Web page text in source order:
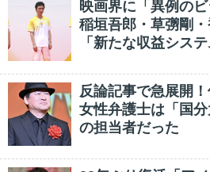
映画界に「異例の
稲垣吾郎・草彅剛
「新たな収益システ
反論記事で急展開
女性弁護士は「国分
の担当者だった